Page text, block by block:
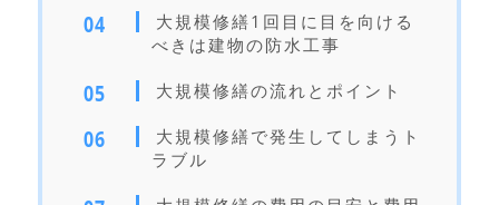
大規模修繕1回目に目を向ける
べきは建物の防水工事
大規模修繕の流れとポイント
大規模修繕で発生してしまうト
ラブル